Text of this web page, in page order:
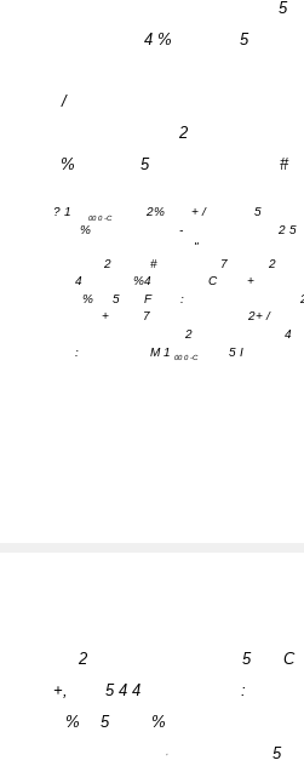
5
4 %
5
/
2
%
5 #
? 1 00 0 -C 2% + / 5
%
- 2 5
"
2
# 7
2
4
%4 C +
%
5 F :
+
7 2+ /
2
4
:
M 1 00 0 -C 5 I
2 5 C
+,
5 4 4 :
%
5 %
' 5